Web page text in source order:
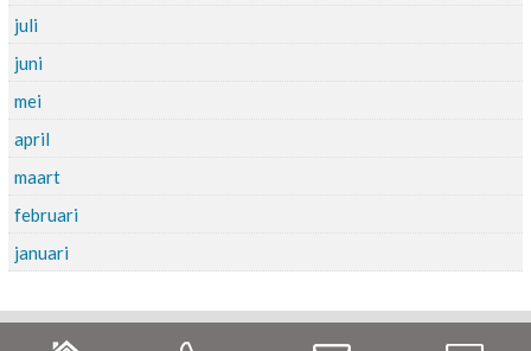
juli
juni
mei
april
maart
februari
januari
inloggen